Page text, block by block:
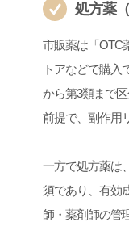
処方薬
市販薬は「OTC
トアなどで購入
から第3類まで
前提で、副作用
一方で処方薬は
須であり、有効
師・薬剤師の管